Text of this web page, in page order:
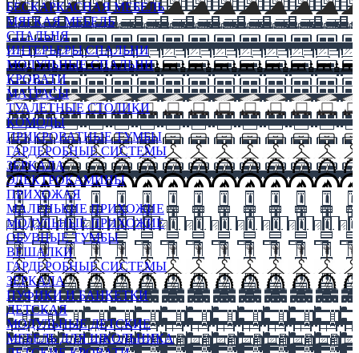
БЕСКАРКАСНАЯ МЕБЕЛЬ
МЯГКАЯ МЕБЕЛЬ
СПАЛЬНЯ
ИНТЕРЬЕРЫ СПАЛЬНИ
МОДУЛЬНЫЕ СПАЛЬНИ
КРОВАТИ
МАТРАСЫ
ТУАЛЕТНЫЕ СТОЛИКИ
КОМОДЫ
ПРИКРОВАТНЫЕ ТУМБЫ
ГАРДЕРОБНЫЕ СИСТЕМЫ
ЗЕРКАЛА
ЭЛЕКТРОКАМИНЫ
ПРИХОЖАЯ
МАЛЕНЬКИЕ ПРИХОЖИЕ
МОДУЛЬНЫЕ ПРИХОЖИЕ
ОБУВНЫЕ ТУМБЫ
ВЕШАЛКИ
ГАРДЕРОБНЫЕ СИСТЕМЫ
ЗЕРКАЛА
ПУФИКИ И БАНКЕТКИ
ДЕТСКАЯ
МОДУЛЬНЫЕ ДЕТСКИЕ
МЕБЕЛЬ ДЛЯ ШКОЛЬНИКА